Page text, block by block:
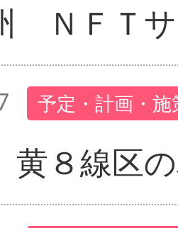
ＮＦＴ
予定・計画・施
８線区